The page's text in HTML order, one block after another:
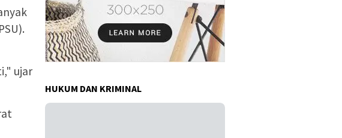
ujar
HUKUM DAN KRIMINAL